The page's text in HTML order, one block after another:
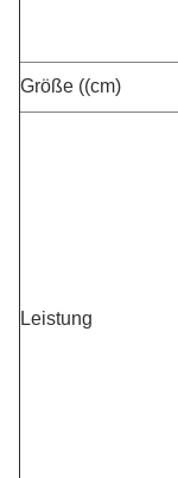
Größe ((cm)
Leistung